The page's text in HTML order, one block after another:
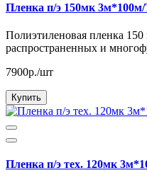
Пленка п/э 150мк 3м*100м/
Полиэтиленовая пленка
распространенных и
7900р./шт
Купить
Пленка п/э тех. 120мк